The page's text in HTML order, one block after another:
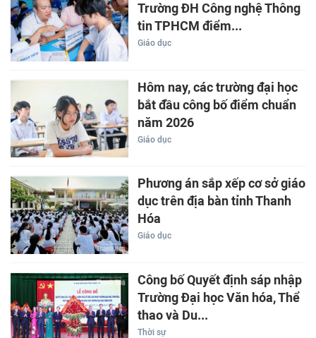
Trường ĐH Công nghệ Thông
tin TPHCM điểm...
Giáo dục
Hôm nay, các trường đại học
bắt đầu công bố điểm chuẩn
năm 2026
Giáo dục
Phương án sắp xếp cơ sở giáo
dục trên địa bàn tỉnh Thanh
Hóa
Giáo dục
Công bố Quyết định sáp nhập
Trường Đại học Văn hóa, Thể
thao và Du...
Thời sự